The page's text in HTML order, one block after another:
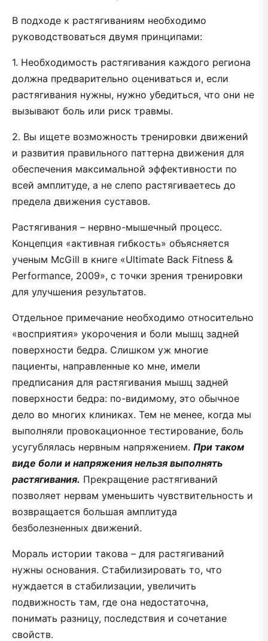
В подходе к растягиваниям необходимо
руководствоваться двумя принципами:
1. Необходимость растягивания каждого региона
должна предварительно оцениваться и, если
растягивания нужны, нужно убедиться, что они не
вызывают боль или риск травмы.
2. Вы ищете возможность тренировки движений
и развития правильного паттерна движения для
обеспечения максимальной эффективности по
всей амплитуде, а не слепо растягиваетесь до
предела движения суставов.
Растягивания – нервно-мышечный процесс.
Концепция «активная гибкость» объясняется
ученым McGill в книге «Ultimate Back Fitness &
Performance, 2009», с точки зрения тренировки
для улучшения результатов.
Отдельное примечание необходимо относительно
«восприятия» укорочения и боли мышц задней
поверхности бедра. Слишком уж многие
пациенты, направленные ко мне, имели
предписания для растягивания мышц задней
поверхности бедра: по-видимому, это обычное
дело во многих клиниках. Тем не менее, когда мы
выполняли провокационное тестирование, боль
усугублялась нервным напряжением. При таком
виде боли и напряжения нельзя выполнять
растягивания. Прекращение растягиваний
позволяет нервам уменьшить чувствительность и
возвращается большая амплитуда
безболезненных движений.
Мораль истории такова – для растягиваний
нужны основания. Стабилизировать то, что
нуждается в стабилизации, увеличить
подвижность там, где она недостаточна,
понимать разницу, последствия и сочетание
свойств.